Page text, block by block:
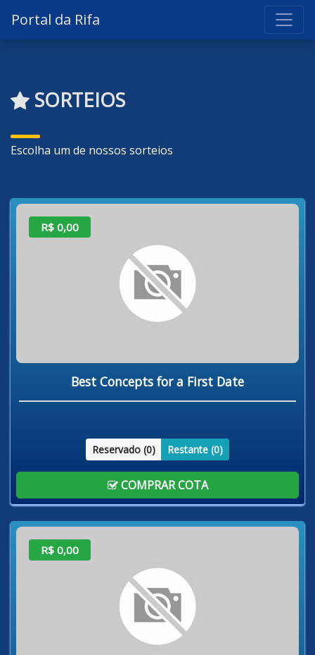
Portal da Rifa
SORTEIOS
Escolha um de nossos sorteios
R$ 0,00
Best Concepts for a First Date
Reservado (0) Restante (0)
COMPRAR COTA
R$ 0,00